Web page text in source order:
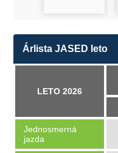
Árlista JASED leto
LETO 2026
Jednosmerná
jazda